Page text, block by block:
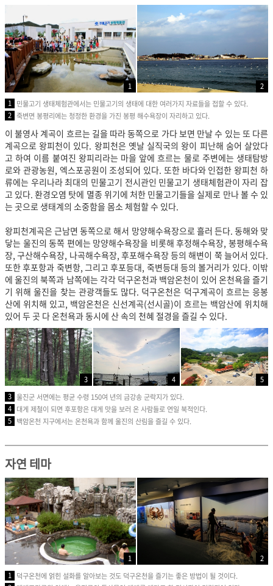
1
2
1 민물고기 생태체험관에서는 민물고기의 생태에 대한 여러가지 자료들을 접할 수 있다.
2 죽변면 봉평리에는 청정한 환경을 가진 봉평 해수욕장이 자리하고 있다.
이 불영사 계곡이 흐르는 길을 따라 동쪽으로 가다 보면 만날 수 있는 또 다른
계곡으로 왕피천이 있다. 왕피천은 옛날 실직국의 왕이 피난해 숨어 살았다
고 하여 이름 붙여진 왕피리라는 마을 앞에 흐르는 물로 주변에는 생태탐방
로와 관광농원, 엑스포공원이 조성되어 있다. 또한 바다와 인접한 왕피천 하
류에는 우리나라 최대의 민물고기 전시관인 민물고기 생태체험관이 자리 잡
고 있다. 환경오염 탓에 멸종 위기에 처한 민물고기들을 실제로 만나 볼 수 있
는 곳으로 생태계의 소중함을 몸소 체험할 수 있다.
왕피천계곡은 근남면 동쪽으로 해서 망양해수욕장으로 흘러 든다. 동해와 맞
닿는 울진의 동쪽 편에는 망양해수욕장을 비롯해 후정해수욕장, 봉평해수욕
장, 구산해수욕장, 나곡해수욕장, 후포해수욕장 등의 해변이 쭉 늘어서 있다.
또한 후포항과 죽변항, 그리고 후포등대, 죽변등대 등의 볼거리가 있다. 이밖
에 울진의 북쪽과 남쪽에는 각각 덕구온천과 백암온천이 있어 온천욕을 즐기
기 위해 울진을 찾는 관광객들도 많다. 덕구온천은 덕구계곡이 흐르는 응봉
산에 위치해 있고, 백암온천은 신선계곡(선시골)이 흐르는 백암산에 위치해
있어 두 곳 다 온천욕과 동시에 산 속의 천혜 절경을 즐길 수 있다.
3 4
5
3 울진군 서면에는 평균 수령 150여 년의 금강송 군락지가 있다.
4 대게 제철이 되면 후포항은 대게 맛을 보러 온 사람들로 연일 북적인다.
5 백암온천 지구에서는 온천욕과 함께 울진의 산림을 즐길 수 있다.
자연 테마
1
2
1 덕구온천에 얽힌 설화를 알아보는 것도 덕구온천을 즐기는 좋은 방법이 될 것이다.